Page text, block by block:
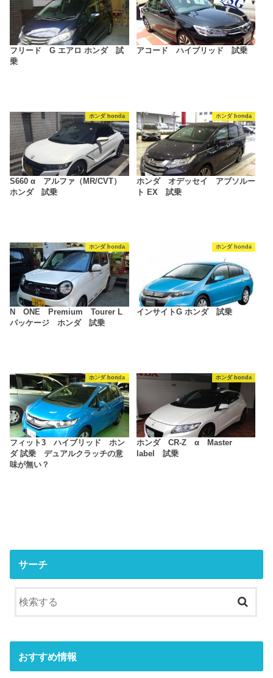
フリード G エアロ ホンダ 試
乗
アコード ハイブリッド 試乗
ホンダ honda
S660 α アルファ（MR/CVT）
ホンダ 試乗
ホンダ honda
ホンダ オデッセイ アブソルー
ト EX 試乗
ホンダ honda
N ONE Premium Tourer L
パッケージ ホンダ 試乗
ホンダ honda
インサイトG ホンダ 試乗
ホンダ honda
フィット3 ハイブリッド ホン
ダ 試乗 デュアルクラッチの意
味が無い？
ホンダ honda
ホンダ CR-Z α Master
label 試乗
サーチ
おすすめ情報